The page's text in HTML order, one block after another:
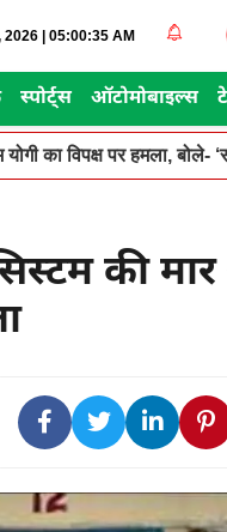
2026 | 05:00:35 AM
स्पोर्ट्स ऑटोमोबाइल्स
का विपक्ष पर हमला, बोले-
की